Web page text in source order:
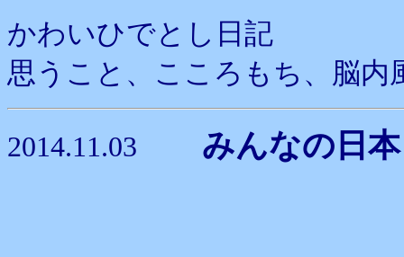
かわいひでとし日記
思うこと、こころもち、脳内
2014.11.03 みんなの日本